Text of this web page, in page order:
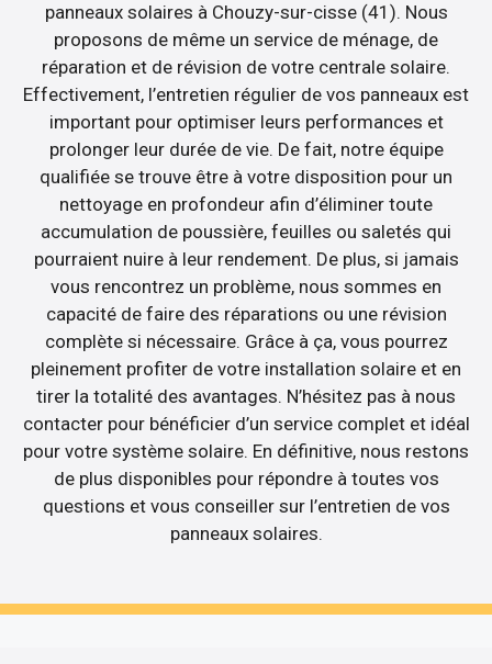
panneaux solaires à Chouzy-sur-cisse (41). Nous
proposons de même un service de ménage, de
réparation et de révision de votre centrale solaire.
Effectivement, l’entretien régulier de vos panneaux est
important pour optimiser leurs performances et
prolonger leur durée de vie. De fait, notre équipe
qualifiée se trouve être à votre disposition pour un
nettoyage en profondeur afin d’éliminer toute
accumulation de poussière, feuilles ou saletés qui
pourraient nuire à leur rendement. De plus, si jamais
vous rencontrez un problème, nous sommes en
capacité de faire des réparations ou une révision
complète si nécessaire. Grâce à ça, vous pourrez
pleinement profiter de votre installation solaire et en
tirer la totalité des avantages. N’hésitez pas à nous
contacter pour bénéficier d’un service complet et idéal
pour votre système solaire. En définitive, nous restons
de plus disponibles pour répondre à toutes vos
questions et vous conseiller sur l’entretien de vos
panneaux solaires.